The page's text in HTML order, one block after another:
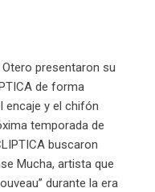
presentaron su
de forma
encaje y el chifón
temporada de
buscaron
Mucha, artista que
durante la era